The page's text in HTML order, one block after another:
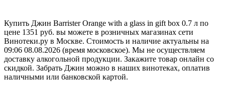
Купить Джин Barrister Orange with a glass in gift box 0.7 л по
цене 1351 руб. вы можете в розничных магазинах сети
Винотеки.ру в Москве. Стоимость и наличие актуальны на
09:06 08.08.2026 (время московское). Мы не осуществляем
доставку алкогольной продукции. Закажите товар онлайн со
скидкой. Забрать Джин можно в наших винотеках, оплатив
наличными или банковской картой.